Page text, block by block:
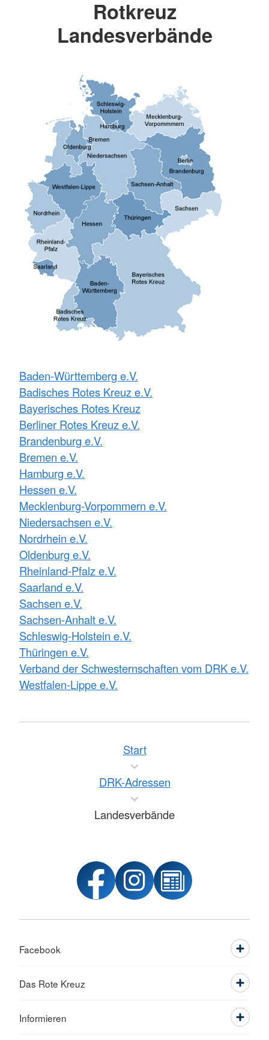
Rotkreuz
Landesverbände
Baden-Württemberg e.V.
Badisches Rotes Kreuz e.V.
Bayerisches Rotes Kreuz
Berliner Rotes Kreuz e.V.
Brandenburg e.V.
Bremen e.V.
Hamburg e.V.
Hessen e.V.
Mecklenburg-Vorpommern e.V.
Niedersachsen e.V.
Nordrhein e.V.
Oldenburg e.V.
Rheinland-Pfalz e.V.
Saarland e.V.
Sachsen e.V.
Sachsen-Anhalt e.V.
Schleswig-Holstein e.V.
Thüringen e.V.
Verband der Schwesternschaften vom DRK e.V.
Westfalen-Lippe e.V.
Start
DRK-Adressen
Landesverbände
Facebook
Das Rote Kreuz
Informieren